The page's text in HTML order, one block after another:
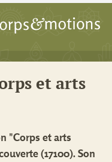
et arts
"Corps et arts
(17100). Son